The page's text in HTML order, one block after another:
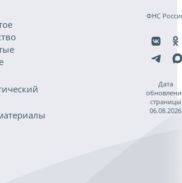
ФНС
Дата
страницы
06.08.2026